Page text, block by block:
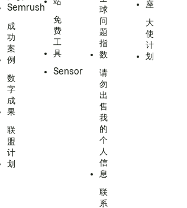
Semrush
成
功
案
例
数
字
成
果
联
盟
计
划
免
费
工
具
Sensor
球
问
题
指
数
请
勿
出
售
我
的
个
人
信
息
联
系
座
大
使
计
划